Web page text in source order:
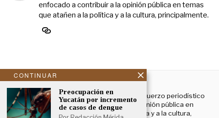
enfocado a contribuir a la opinión pública en temas
que atañen a la política y a la cultura, principalmente.
NOSOTROS
El Cronista Yucatán es un esfuerzo periodístico
enfocado a contribuir a la opinión pública en
temas que atañen a la política y a la cultura,
CONTINUAR
Preocupación en
Yucatán por incremento
de casos de dengue